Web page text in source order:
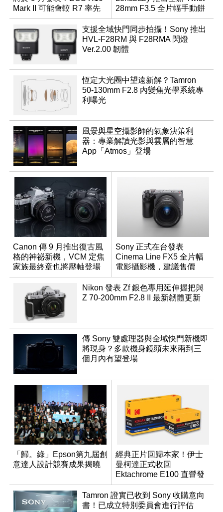
Mark II 可能會較 R7 率先
推出
28mm F3.5 全片幅手動餅
乾鏡
支援全域快門同步拍攝！Sony 推出
HVL-F28RM 與 F28RMA 閃燈
Ver.2.00 韌體
恆定大光圈中望遠新解？Tamron
50-130mm F2.8 內變焦光學系統專
利曝光
風景與星空攝影師的氣象決策利
器：專業解讀光影與雲層的智慧
App「Atmos」登場
Canon 傳 9 月推出復古風
格的神祕新機，VCM 定焦
家族最終章也將壓軸登場
Sony 正式在台發表
Cinema Line FX5 全片幅
電影攝影機，建議售價
NT$144,980
Nikon 發表 Zf 銀色專用延伸握把與
Z 70-200mm F2.8 II 最新韌體更新
傳 Sony 雙處理器與全域快門新機即
將現身？多款機身鏡頭未來兩到三
個月內有望登場
「歸。綠」Epson第九屆創
意達人設計競賽成果揭曉
經典正片回歸本家！伊士
曼柯達正式收回
Ektachrome E100 直營發
行權
Tamron 證實已收到 Sony 收購意向
書！已成立特別委員會進行評估